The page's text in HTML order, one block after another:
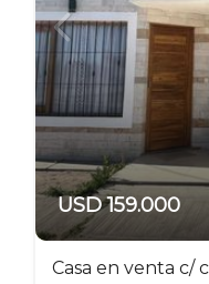
USD 159.000
Casa en venta c/